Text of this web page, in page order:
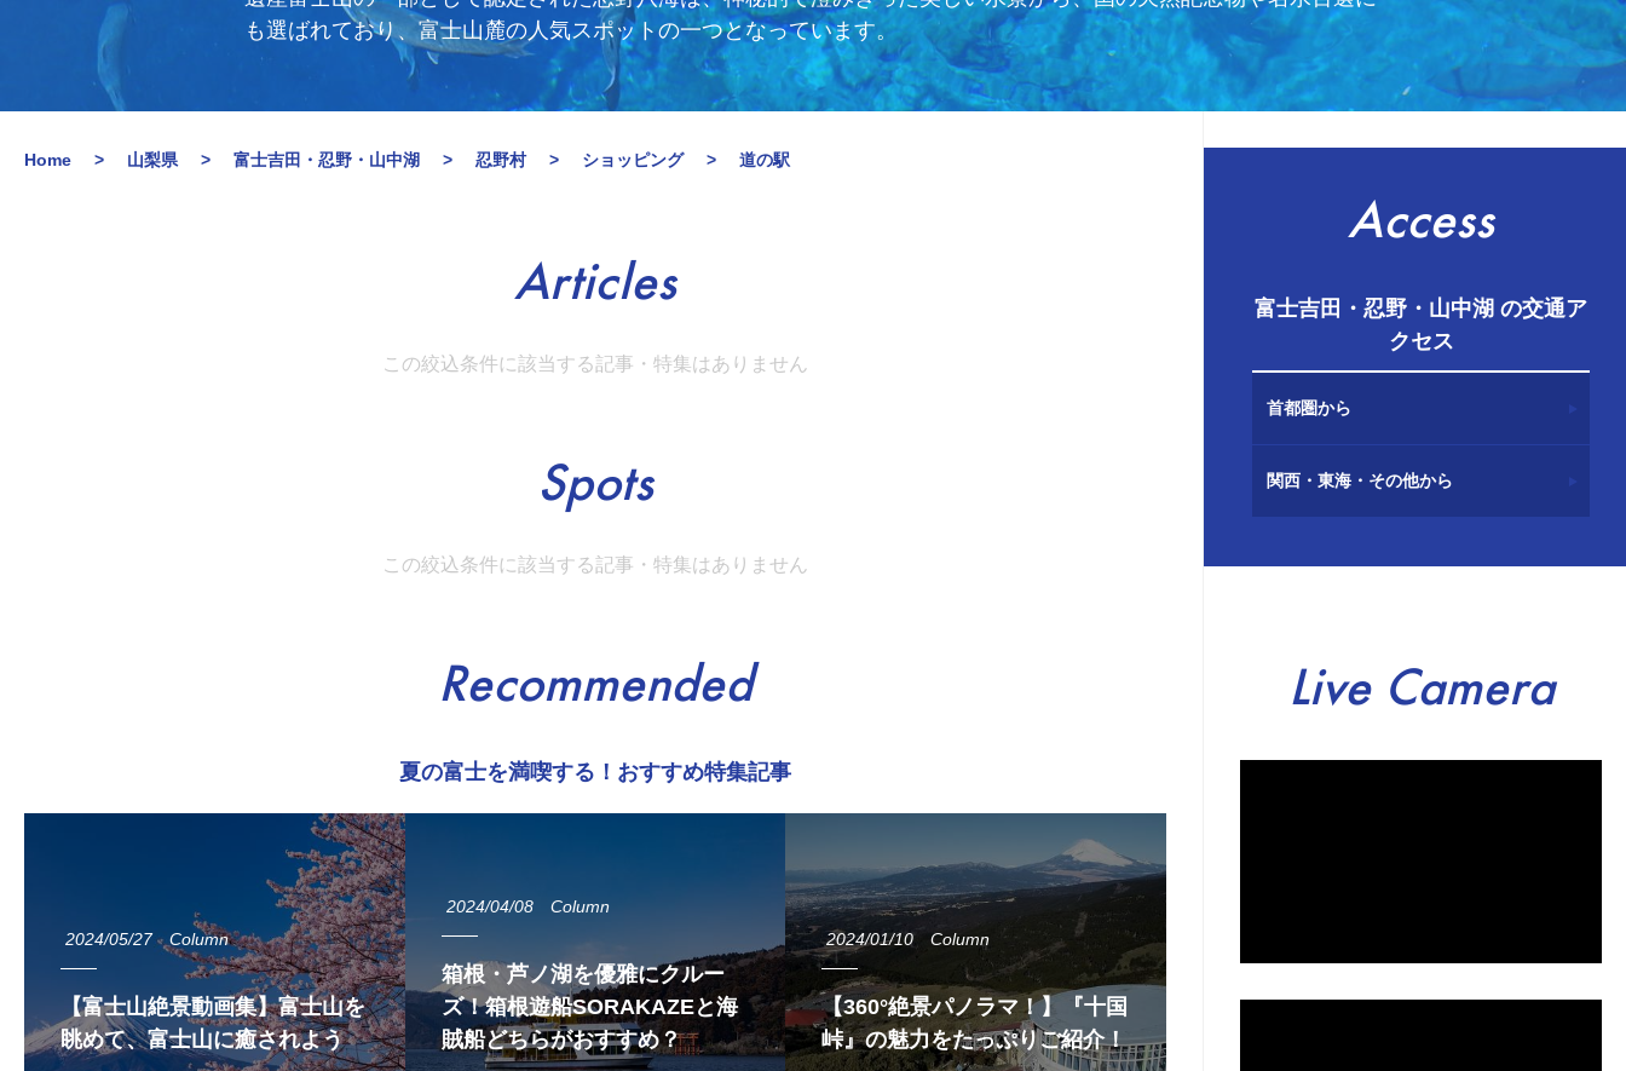
も選ばれており、富士山麓の人気スポットの一つとなっています。
Home 山梨県 富士吉田・忍野・山中湖 忍野村 ショッピング 道の駅
Articles
この絞込条件に該当する記事・特集はありません
Spots
この絞込条件に該当する記事・特集はありません
Recommended
夏の富士を満喫する！おすすめ特集記事
2024/05/27 Column
【富士山絶景動画集】富士山を
眺めて、富士山に癒されよう
2024/04/08 Column
箱根・芦ノ湖を優雅にクルー
ズ！箱根遊船SORAKAZEと海
賊船どちらがおすすめ？
2024/01/10 Column
【360°絶景パノラマ！】『十国
峠』の魅力をたっぷりご紹介！
Access
富士吉田・忍野・山中湖 の交通ア
クセス
首都圏から
関西・東海・その他から
Live Camera